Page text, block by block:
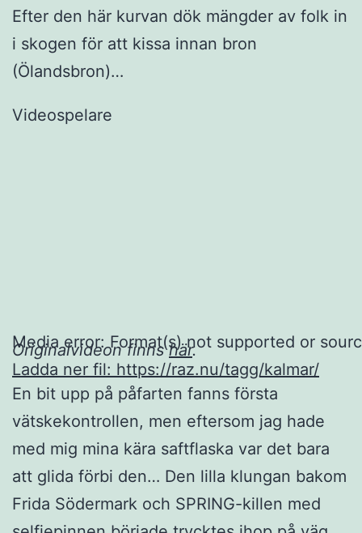
Efter den här kurvan dök mängder av folk in
i skogen för att kissa innan bron
(Ölandsbron)…
Videospelare
Media error: Format(s) not supported or
Ladda ner fil: https://raz.nu/tagg/kalmar/
00:00
Originalvideon finnshär.
En bit upp på påfarten fanns första
vätskekontrollen, men eftersom jag hade
med mig mina kära saftflaska var det bara
att glida förbi den… Den lilla klungan bakom
Frida Södermark och SPRING-killen med